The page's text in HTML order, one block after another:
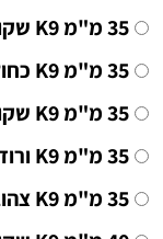
35 מ"מ K9 שקוף /זהב
35 מ"מ K9 כחול /כרום
35 מ"מ K9 שקוף/ כרום